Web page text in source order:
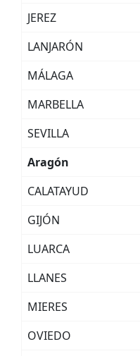
JEREZ
LANJARÓN
MÁLAGA
MARBELLA
SEVILLA
Aragón
CALATAYUD
GIJÓN
LUARCA
LLANES
MIERES
OVIEDO